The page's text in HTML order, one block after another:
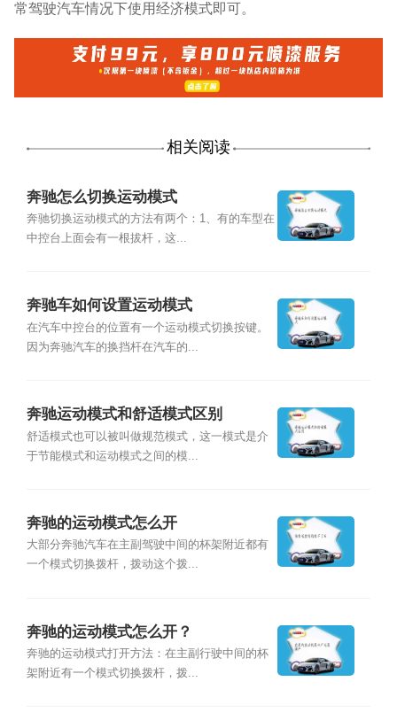
常驾驶汽车情况下使用经济模式即可。
相关阅读
奔驰怎么切换运动模式
奔驰切换运动模式的方法有两个：1、有的车型在
中控台上面会有一根拔杆，这...
奔驰车如何设置运动模式
在汽车中控台的位置有一个运动模式切换按键。
因为奔驰汽车的换挡杆在汽车的...
奔驰运动模式和舒适模式区别
舒适模式也可以被叫做规范模式，这一模式是介
于节能模式和运动模式之间的模...
奔驰的运动模式怎么开
大部分奔驰汽车在主副驾驶中间的杯架附近都有
一个模式切换拨杆，拨动这个拨...
奔驰的运动模式怎么开？
奔驰的运动模式打开方法：在主副行驶中间的杯
架附近有一个模式切换拨杆，拨...